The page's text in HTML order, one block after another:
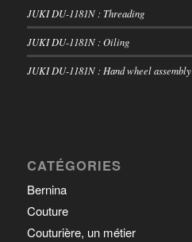
JUKI DU-1181N : Threading
JUKI DU-1181N : Oiling
JUKI DU-1181N : Hand wheel assembly
CATÉGORIES
Bernina
Couture
Couturière, un métier